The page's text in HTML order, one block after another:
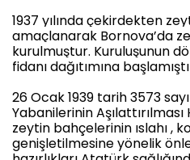
1937 yılında çekirdekten
amaçlanarak Bornova’da
kurulmuştur. Kuruluşunun
fidanı dağıtımına
26 Ocak 1939 tarih 3573
Yabanilerinin Aşılattırılması
zeytin bahçelerinin ıslahı ,
genişletilmesine yönelik